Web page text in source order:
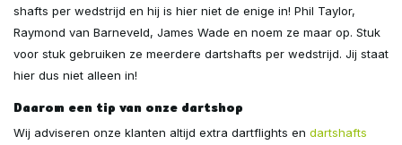
shafts per wedstrijd en hij is hier niet de enige in! Phil Taylor,
Raymond van Barneveld, James Wade en noem ze maar op. Stuk
voor stuk gebruiken ze meerdere dartshafts per wedstrijd. Jij staat
hier dus niet alleen in!
Daarom een tip van onze dartshop
Wij adviseren onze klanten altijd extra dartflights en dartshafts